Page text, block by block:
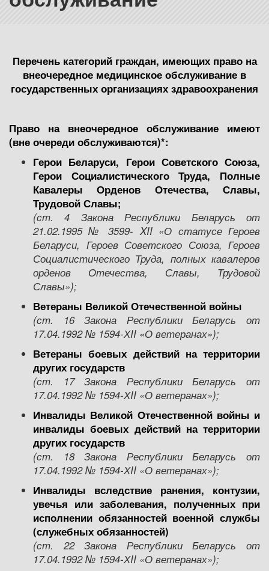
Перечень категорий граждан, имеющих право на
внеочередное медицинское обслуживание в
государственных организациях здравоохранения
Право на внеочередное обслуживание имеют
(вне очереди обслуживаются)*:
Герои Беларуси, Герои Советского Союза,
Герои Социалистического Труда, Полные
Кавалеры Орденов Отечества, Славы,
Трудовой Славы;
(ст. 4 Закона Республики Беларусь от
21.02.1995 № 3599- XII «О статусе Героев
Беларуси, Героев Советского Союза, Героев
Социалистического Труда, полных кавалеров
орденов Отечества, Славы, Трудовой
Славы»);
Ветераны Великой Отечественной войны
(ст. 16Закона Республики Беларусь от
17.04.1992 № 1594-ХII «О ветеранах»);
Ветераныбоевых действий на территории
других государств
(ст. 17Закона Республики Беларусь от
17.04.1992 № 1594-ХII «О ветеранах»);
Инвалиды Великой Отечественной войны и
инвалиды боевых действий на территории
других государств
(ст. 18Закона Республики Беларусь от
17.04.1992 № 1594-ХII «О ветеранах»);
Инвалиды вследствие ранения, контузии,
увечья или заболевания, полученных при
исполнении обязанностей военной службы
(служебных обязанностей)
(ст. 22Закона Республики Беларусь от
17.04.1992 № 1594-ХII «О ветеранах»);